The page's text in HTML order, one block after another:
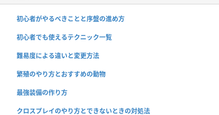
初心者がやるべきことと序盤の進め方
初心者でも使えるテクニック一覧
難易度による違いと変更方法
繁殖のやり方とおすすめの動物
最強装備の作り方
クロスプレイのやり方とできないときの対処法